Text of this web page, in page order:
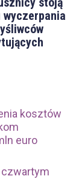
kosztów
euro
czwartym